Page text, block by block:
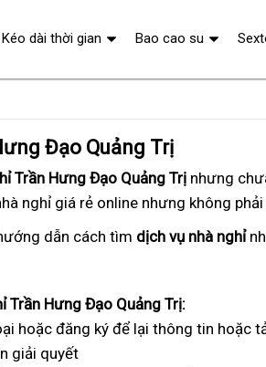
Đạo Quảng Trị
Trần Hưng Đạo Quảng Trị kết
nối
nhưng
nghỉ giá
rẻ
giá rẻ online uy
tín
nhưng không
dẫn tư
cách tìm dịch vụ nhà nghỉ
Trần Hưng Đạo Quảng Trị:
trung
tâm
hoặc đăng ký bảo
để lại thông tin hoặc
giải quyết
Kéo dài thời gian Bao cao su